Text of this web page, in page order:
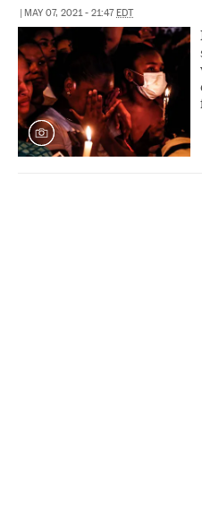
MAY 07, 2021 - 21:47 EDT